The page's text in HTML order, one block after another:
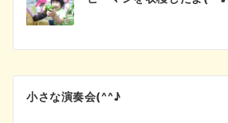
稿
ビ小さな演奏会(^^♪